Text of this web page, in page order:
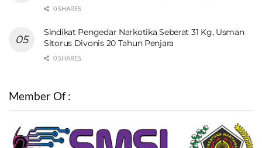
0 SHARES
Sindikat Pengedar Narkotika Seberat 31 Kg, Usman
Sitorus Divonis 20 Tahun Penjara
0 SHARES
Member Of :